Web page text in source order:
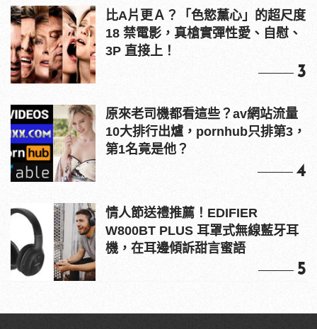
比A片更Ａ？「色慾薰心」的超尺度
18 禁電影，真槍實彈性愛、自慰、
3P 直接上！
3
原來老司機都看這些？av網站流量
10大排行出爐，pornhub只排第3，
第1名竟是他？
4
情人節送禮推薦！EDIFIER
W800BT PLUS 耳罩式無線藍牙耳
機，在耳邊傾訴甜言蜜語
5